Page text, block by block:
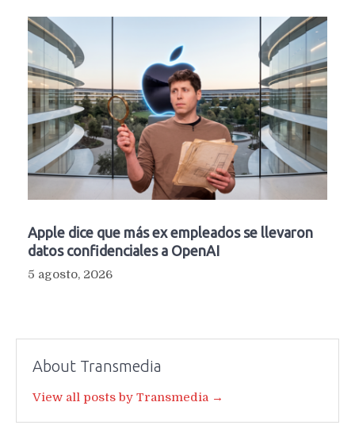
Apple dice que más ex empleados se llevaron
datos confidenciales a OpenAI
5 agosto, 2026
About Transmedia
View all posts by Transmedia →